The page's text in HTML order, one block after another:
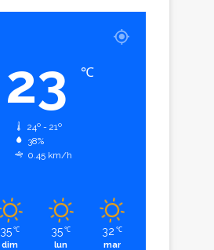
23 ℃
24º - 21º
38%
0.45 km/h
35 ℃
dim
35 ℃
lun
32 ℃
mar